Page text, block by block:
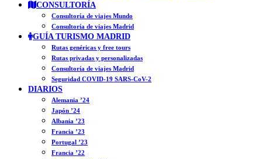
CONSULTORÍA
Consultoría de viajes Mundo
Consultoría de viajes Madrid
GUÍA TURISMO MADRID
Rutas genéricas y free tours
Rutas privadas y personalizadas
Consultoría de viajes Madrid
Seguridad COVID-19 SARS-CoV-2
DIARIOS
Alemania ’24
Japón ’24
Albania ’23
Francia ’23
Portugal ’23
Francia ’22